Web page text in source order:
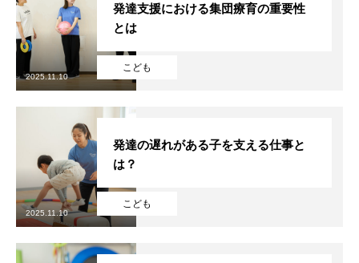
HOME
仕事を知る BUSINESS
採用を知る
こども
発達支援における集団療育の重要性
とは
2025.11.10
こども
発達の遅れがある子を支える仕事と
は？
2025.11.10